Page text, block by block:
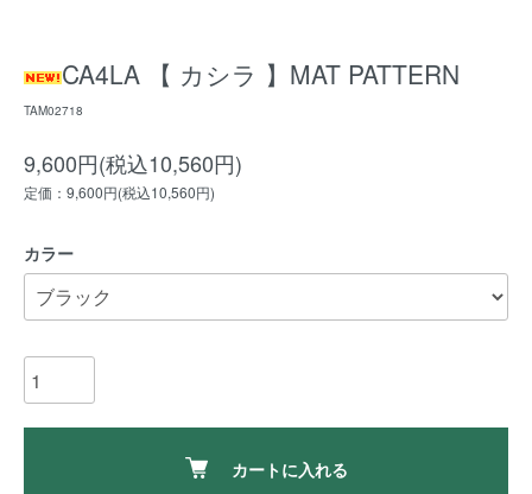
CA4LA 【 カシラ 】MAT PATTERN
TAM02718
9,600円(税込10,560円)
定価：9,600円(税込10,560円)
カラー
カートに入れる